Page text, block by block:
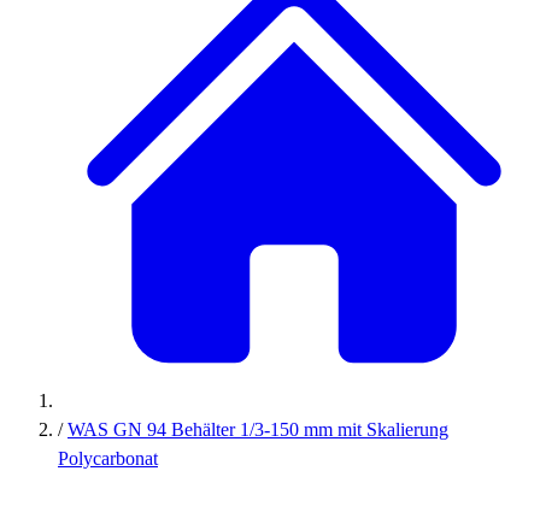
/ WAS GN 94 Behälter 1/3-150 mm mit Skalierung
Polycarbonat